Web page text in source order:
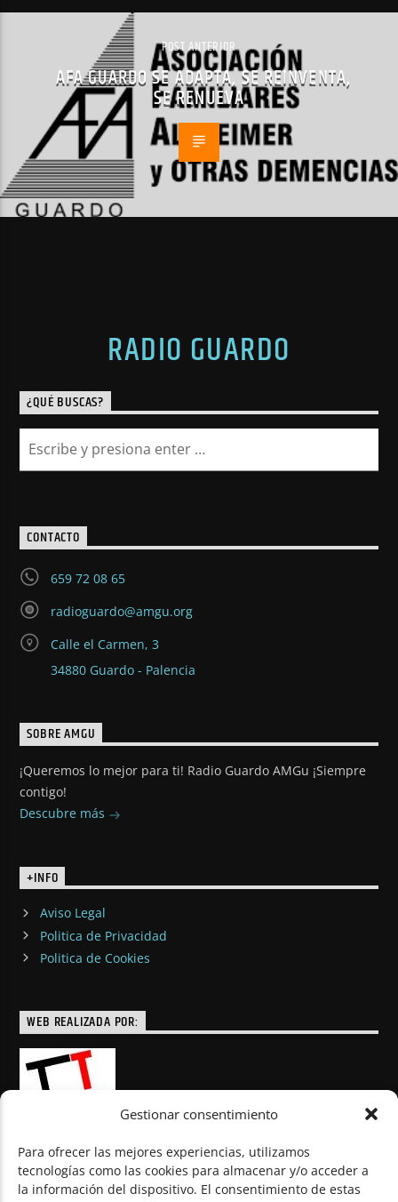
Gestionar consentimiento
Para ofrecer las mejores experiencias, utilizamos
tecnologías como las cookies para almacenar y/o acceder a
la información del dispositivo. El consentimiento de estas
POST ANTERIOR
AFA GUARDO SE ADAPTA, SE REINVENTA,
SE RENUEVA
RADIO GUARDO
¿QUÉ BUSCAS?
CONTACTO
659 72 08 65
radioguardo@amgu.org
Calle el Carmen, 3
34880 Guardo - Palencia
SOBRE AMGU
¡Queremos lo mejor para ti! Radio Guardo AMGu ¡Siempre
contigo!
Descubre más
+INFO
Aviso Legal
Politica de Privacidad
Politica de Cookies
WEB REALIZADA POR:
© Todos los derechos reservados